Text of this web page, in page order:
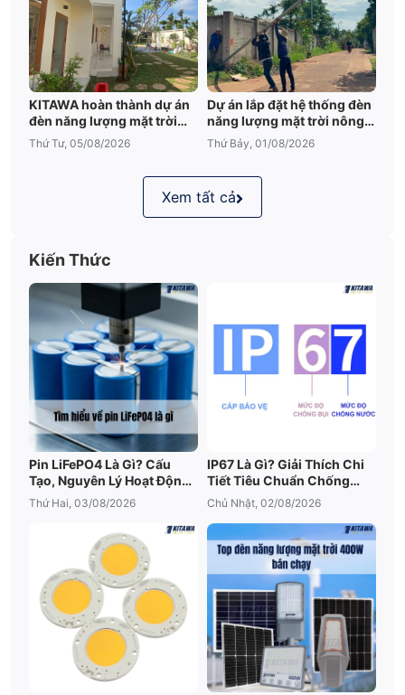
KITAWA hoàn thành dự án
đèn năng lượng mặt trời
sân vườn UFO 600W tại
Đắk Lắk
Thứ Tư, 05/08/2026
Dự án lắp đặt hệ thống đèn
năng lượng mặt trời nông
trại tại Đắk Lắk
Thứ Bảy, 01/08/2026
Xem tất cả
Kiến Thức
Pin LiFePO4 Là Gì? Cấu
Tạo, Nguyên Lý Hoạt Động
Và Ưu Điểm Nổi Bật
Thứ Hai, 03/08/2026
IP67 Là Gì? Giải Thích Chi
Tiết Tiêu Chuẩn Chống
Nước IP67
Chủ Nhật, 02/08/2026